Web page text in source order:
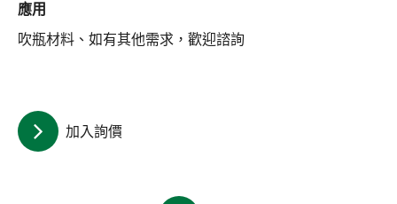
應用
吹瓶材料、如有其他需求，歡迎諮詢
加入詢價
關於集泉
繁體中文